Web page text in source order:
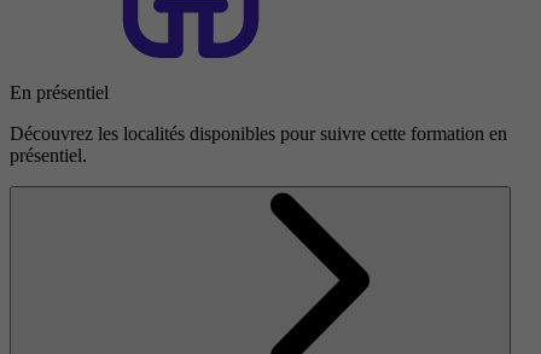
En présentiel
Découvrez les localités disponibles pour suivre cette formation en
présentiel.